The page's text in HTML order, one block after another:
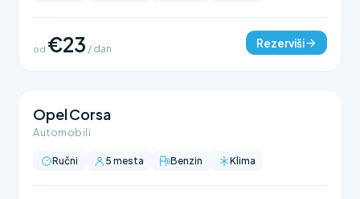
od €23 / dan Rezerviši
Opel Corsa
Automobili
Ručni 5 mesta Benzin Klima